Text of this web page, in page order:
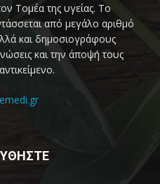
Τομέα της υγείας. Το
από μεγάλο αριθμό
και δημοσιογράφους
και την άποψή τους